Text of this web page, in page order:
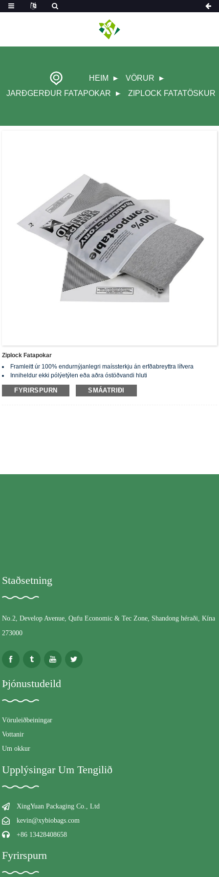
HEIM
VÖRUR
JARÐGERÐUR FATAPOKAR
ZIPLOCK FATATÖSKUR
Ziplock Fatapokar
Framleitt úr 100% endurnýjanlegri maíssterkju án erfðabreyttra lífvera
Inniheldur ekki pólýetýlen eða aðra óstöðvandi hluti
Engin eiturefni og þungmálmar eru eftir eftir jarðgerð.
Vottað lífbrjótanlegt og jarðgerðarhæft samkvæmt alþjóðlegum stöðlum:
FYRIRSPURN SMÁATRIÐI
Staðsetning
No.2, Develop Avenue, Qufu Economic & Tec Zone, Shandong héraði, Kína
273000
Þjónustudeild
Vöruleiðbeiningar
Vottanir
Um okkur
Upplýsingar Um Tengilið
XingYuan Packaging Co., Ltd
kevin@xybiobags.com
+86 13428408658
Fyrirspurn